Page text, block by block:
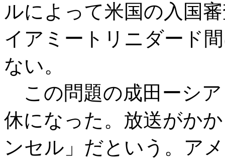
ルによって米国の入国
イアミートリニダード
ない。
この問題の成田ーシ
休になった。放送がか
ンセル」だという。ア